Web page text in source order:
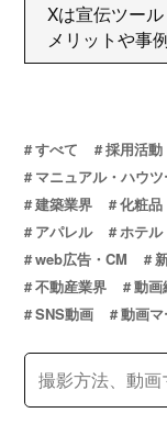
Xは宣伝ツー
メリットや事
すべて 採用活動
マニュアル・ハウ
建築業界
化粧
アパレル
ホテ
web広告・CM
不動産業界
動画
SNS動画
動画